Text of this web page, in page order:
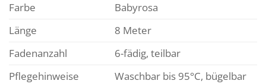
Farbe
Babyrosa
Länge
8 Meter
Fadenanzahl
6-fädig, teilbar
Pflegehinweise
Waschbar bis 95°C, bügelbar